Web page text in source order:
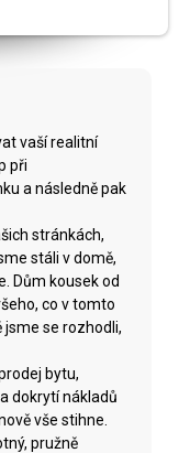
vaší realitní
při
a následně pak
stránkách,
stáli v domě,
Dům kousek od
co v tomto
se rozhodli,
bytu,
dokrytí nákladů
vše stihne.
pružně